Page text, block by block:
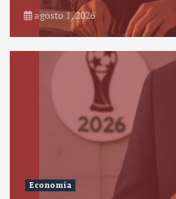
agosto 1, 2026
Economía